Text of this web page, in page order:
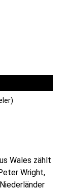
Wales zählt
Wright,